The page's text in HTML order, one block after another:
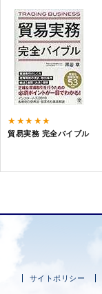
★★★★★
貿易実務 完全バイブル
サイトポリシー